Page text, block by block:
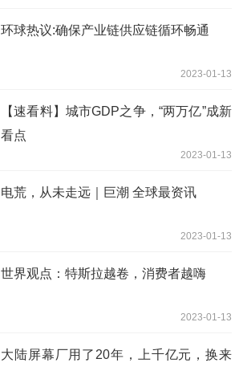
环球热议:确保产业链供应链循环畅通
2023-01-13
【速看料】城市GDP之争，“两万亿”成新
看点
2023-01-13
电荒，从未走远｜巨潮 全球最资讯
2023-01-13
世界观点：特斯拉越卷，消费者越嗨
2023-01-13
大陆屏幕厂用了20年，上千亿元，换来